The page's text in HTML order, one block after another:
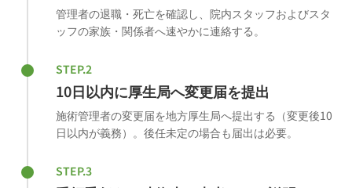
管理者の退職・死亡を確認し、院内スタッフおよびスタ
ッフの家族・関係者へ速やかに連絡する。
STEP.2
10日以内に厚生局へ変更届を提出
施術管理者の変更届を地方厚生局へ提出する（変更後10
日以内が義務）。後任未定の場合も届出は必要。
STEP.3